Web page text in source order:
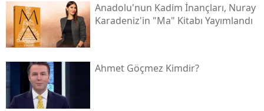
Anadolu'nun Kadim İnançları, Nuray
Karadeniz'in "ma" Kitabı Yayımlandı
Ahmet Göçmez Kimdir?